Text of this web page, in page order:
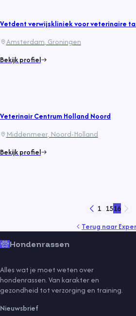
Vetdent verwijskliniek voor veterinaire
Amsterdam, Groningen
Bekijk profiel
Veterinair Centrum Holland Noord
Middenmeer, Noord-Holland
Bekijk profiel
1...1516
Terug naar
Hondenrassen
Alles wat je moet weten over
hondenrassen. Van karakter en
gezondheid tot verzorging en training.
Nieuwsbrief